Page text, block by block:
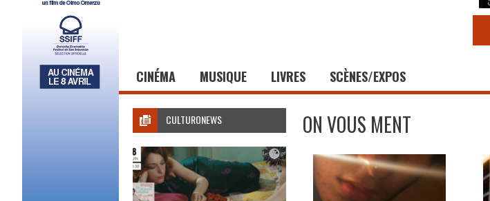
CINÉMA MUSIQUE LIVRES SCÈNES/EXPOS
ON VOUS MENT
CULTURONEWS